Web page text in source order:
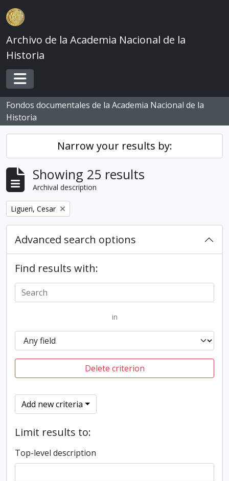
Skip to main content
Archivo de la Academia Nacional de la
Historia
Toggle navigation
Fondos documentales de la Academia Nacional de la
Historia
Narrow your results by:
Showing 25 results
Archival description
Remove filter:
Ligueri, Cesar
Advanced search options
Find results with:
in
Delete criterion
Add new criteria
Limit results to:
Top-level description